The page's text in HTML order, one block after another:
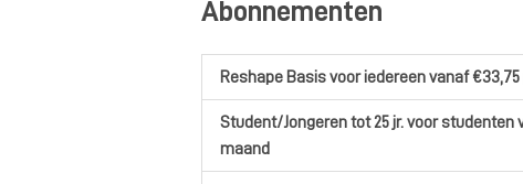
Abonnementen
Reshape Basisvoor iedereenvanaf €33,75
Student/Jongeren tot 25 jr.voor studenten
maand